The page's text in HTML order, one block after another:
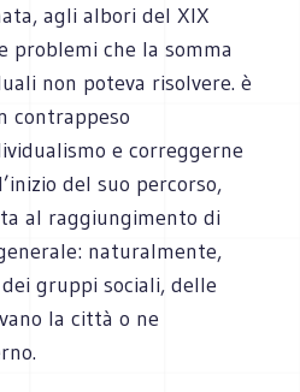
agli albori del XIX
problemi che la somma
non poteva risolvere. è
contrappeso
e correggerne
del suo percorso,
al raggiungimento di
naturalmente,
gruppi sociali, delle
la città o ne